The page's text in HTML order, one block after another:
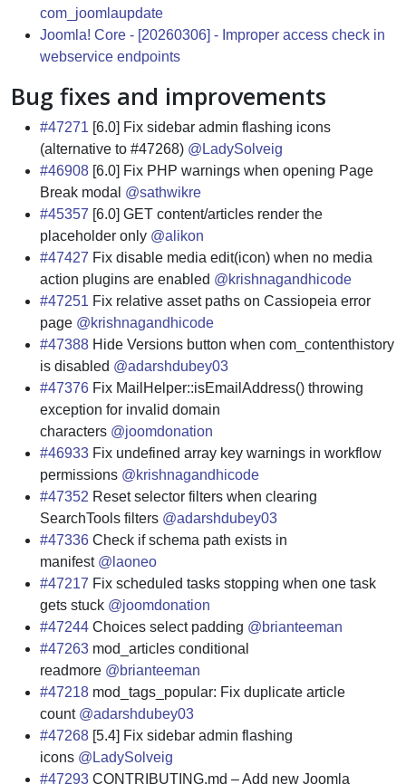
com_joomlaupdate
Joomla! Core - [20260306] - Improper access check in
webservice endpoints
Bug fixes and improvements
#47271 [6.0] Fix sidebar admin flashing icons
(alternative to #47268) @LadySolveig
#46908 [6.0] Fix PHP warnings when opening Page
Break modal @sathwikre
#45357 [6.0] GET content/articles render the
placeholder only @alikon
#47427 Fix disable media edit(icon) when no media
action plugins are enabled @krishnagandhicode
#47251 Fix relative asset paths on Cassiopeia error
page @krishnagandhicode
#47388 Hide Versions button when com_contenthistory
is disabled @adarshdubey03
#47376 Fix MailHelper::isEmailAddress() throwing
exception for invalid domain
characters @joomdonation
#46933 Fix undefined array key warnings in workflow
permissions @krishnagandhicode
#47352 Reset selector filters when clearing
SearchTools filters @adarshdubey03
#47336 Check if schema path exists in
manifest @laoneo
#47217 Fix scheduled tasks stopping when one task
gets stuck @joomdonation
#47244 Choices select padding @brianteeman
#47263 mod_articles conditional
readmore @brianteeman
#47218 mod_tags_popular: Fix duplicate article
count @adarshdubey03
#47268 [5.4] Fix sidebar admin flashing
icons @LadySolveig
#47293 CONTRIBUTING.md – Add new Joomla